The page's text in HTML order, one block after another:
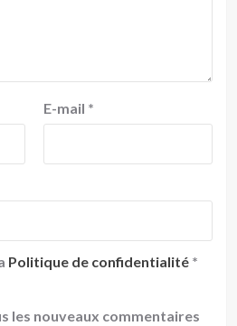
E-mail *
Politique de confidentialité *
les nouveaux commentaires